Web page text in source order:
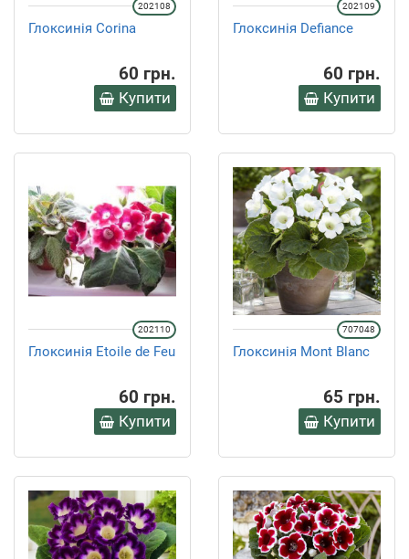
Глоксинія Corina
202108
60 грн.
Купити
Глоксинія Defiance
202109
60 грн.
Купити
Глоксинія Etoile de Feu
202110
60 грн.
Купити
Глоксинія Mont Blanc
707048
65 грн.
Купити